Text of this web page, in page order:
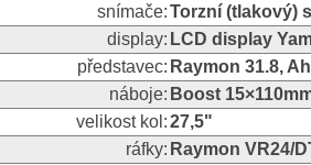
snímače:Torzní (tlakový)
display: LCD display
představec: Raymon 31.8,
náboje: Boost
velikost kol:27,5"
ráfky: Raymon VR24/